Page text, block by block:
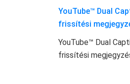
YouTube™ Dual
frissítési
YouTube™ Dual
frissítési